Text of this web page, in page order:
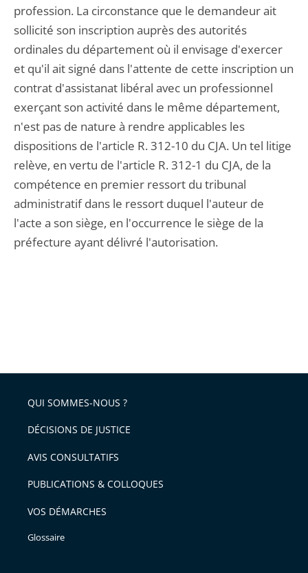
profession. La circonstance que le demandeur ait
sollicité son inscription auprès des autorités
ordinales du département où il envisage d'exercer
et qu'il ait signé dans l'attente de cette inscription un
contrat d'assistanat libéral avec un professionnel
exerçant son activité dans le même département,
n'est pas de nature à rendre applicables les
dispositions de l'article R. 312-10 du CJA. Un tel litige
relève, en vertu de l'article R. 312-1 du CJA, de la
compétence en premier ressort du tribunal
administratif dans le ressort duquel l'auteur de
l'acte a son siège, en l'occurrence le siège de la
préfecture ayant délivré l'autorisation.
QUI SOMMES-NOUS ?
DÉCISIONS DE JUSTICE
AVIS CONSULTATIFS
PUBLICATIONS & COLLOQUES
VOS DÉMARCHES
Glossaire